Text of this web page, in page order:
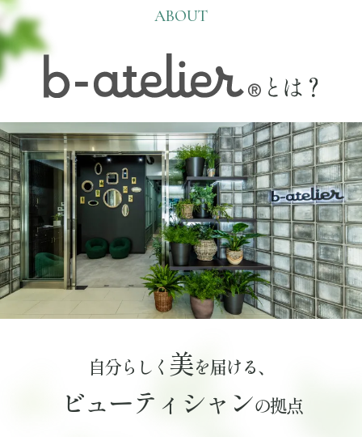
ABOUT
自分らしく 美を届ける、
ビューティシャンの拠点